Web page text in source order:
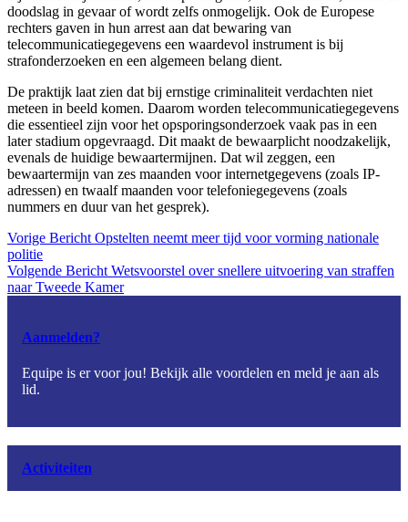
doodslag in gevaar of wordt zelfs onmogelijk. Ook de Europese
rechters gaven in hun arrest aan dat bewaring van
telecommunicatiegegevens een waardevol instrument is bij
strafonderzoeken en een algemeen belang dient.
De praktijk laat zien dat bij ernstige criminaliteit verdachten niet
meteen in beeld komen. Daarom worden telecommunicatiegegevens
die essentieel zijn voor het opsporingsonderzoek vaak pas in een
later stadium opgevraagd. Dit maakt de bewaarplicht noodzakelijk,
evenals de huidige bewaartermijnen. Dat wil zeggen, een
bewaartermijn van zes maanden voor internetgegevens (zoals IP-
adressen) en twaalf maanden voor telefoniegegevens (zoals
nummers en duur van het gesprek).
Vorige Bericht Opstelten neemt meer tijd voor vorming nationale
politie
Volgende Bericht Wetsvoorstel over snellere uitvoering van straffen
naar Tweede Kamer
Aanmelden?
Equipe is er voor jou! Bekijk alle voordelen en meld je aan als
lid.
Activiteiten